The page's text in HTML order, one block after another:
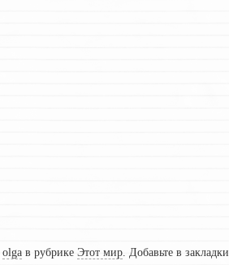
olgaв рубрике Этот мир. Добавьте в закладки